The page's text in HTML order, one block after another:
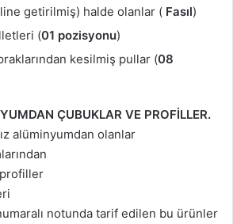
getirilmiş) halde olanlar ( Fasıl)
(01 pozisyonu)
kesilmiş pullar (08
ÇUBUKLAR VE PROFİLLER.
alüminyumdan olanlar
notunda tarif edilen bu ürünler